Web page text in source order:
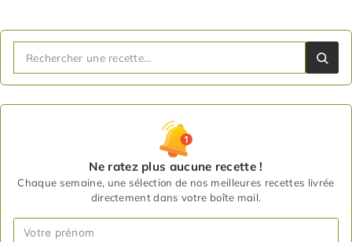
Ne ratez plus aucune recette !
Chaque semaine, une sélection de nos meilleures recettes livrée
directement dans votre boîte mail.